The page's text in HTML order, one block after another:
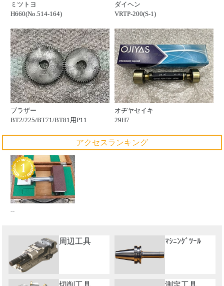
ミツトヨ
H660(No.514-164)
ダイヘン
VRTP-200(S-1)
ブラザー
BT2/225/BT71/BT81用P11
オヂヤセイキ
29H7
アクセスランキング
--
周辺工具 ﾏｼﾆﾝｸﾞﾂｰﾙ